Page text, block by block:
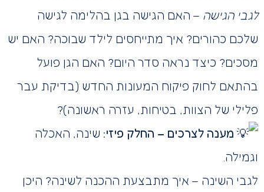
לגבי הגישה – האם הגישה בגן בהלימה לגישה
שלכם כהורים? איך מתייחסים לילד שבוכה? האם יש
מסכים? כיצד נראה סדר היום? האם הגן פועל
בהתאם לחוק פיקוח המעונות החדש (בדיקת עבר
פלילי של הצוות, בטיחות, עזרה ראשונה)?
מענה לצרכים – החלק פיזי: שינה, האכלה
וגמילה.
לגבי השינה – איך מתבצעת ההכנה לשינה? היכן